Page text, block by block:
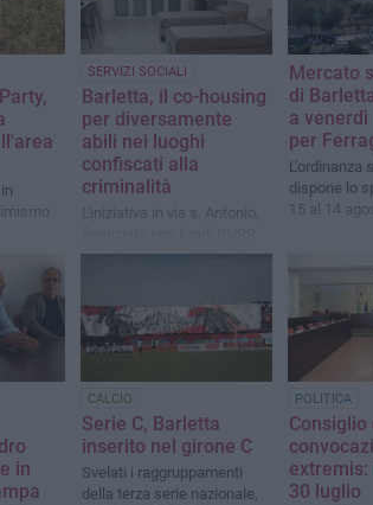
SERVIZI SOCIALI
Barletta, il co-housing
per diversamente
abili nei luoghi
confiscati alla
criminalità
L'iniziativa in via s. Antonio,
Mercato
di
a venerdì
per
L'ordinanza
dispone lo
15 al 14
in
CALCIO
Serie C, Barletta
inserito nel girone C
Svelati i raggruppamenti
della terza serie nazionale,
POLITICA
Consiglio
extremis:
30 luglio